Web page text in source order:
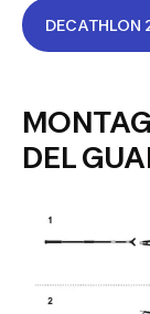
DECATHLON
DEL